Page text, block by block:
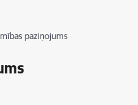
paziņojums